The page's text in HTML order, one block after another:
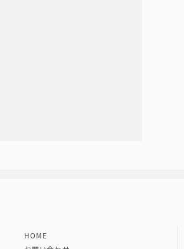
HOME